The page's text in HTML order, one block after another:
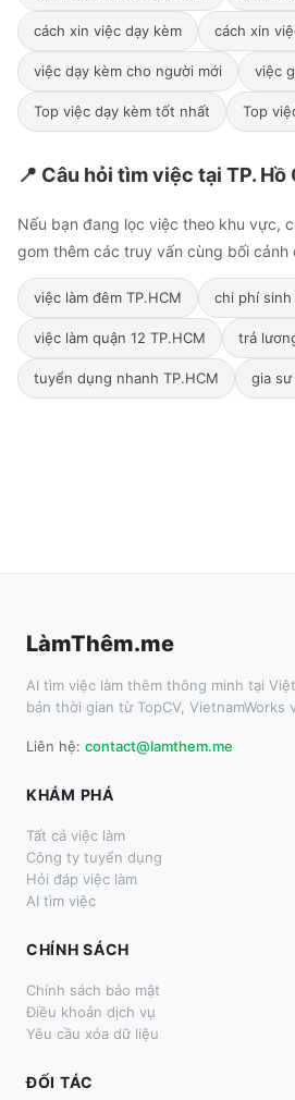
cách xin việc dạy kèm cách xin
việc dạy kèm cho người mới việc
Top việc dạy kèm tốt nhất Top
📍 Câu hỏi tìm việc tại TP. Hồ
Nếu bạn đang lọc việc theo khu vực,
gom thêm các truy vấn cùng bối cảnh
việc làm đêm TP.HCM chi phí sinh
việc làm quận 12 TP.HCM trả
tuyển dụng nhanh TP.HCM gia sư
LàmThêm.me
AI tìm việc làm thêm thông minh tại
bán thời gian từ TopCV, VietnamWorks
Liên hệ: contact@lamthem.me
KHÁM PHÁ
Tất cả việc làm
Công ty tuyển dụng
Hỏi đáp việc làm
AI tìm việc
CHÍNH SÁCH
Chính sách bảo mật
Điều khoản dịch vụ
Yêu cầu xóa dữ liệu
ĐỐI TÁC